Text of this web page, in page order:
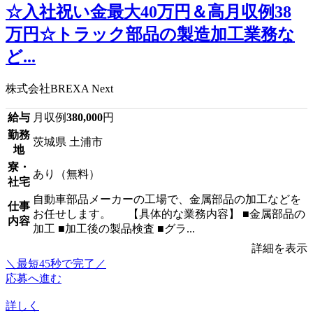
☆入社祝い金最大40万円＆高月収例38
万円☆トラック部品の製造加工業務な
ど...
株式会社BREXA Next
給与 月収例380,000円
勤務
地
茨城県 土浦市
寮・
社宅
あり（無料）
仕事
内容
自動車部品メーカーの工場で、金属部品の加工などを
お任せします。 【具体的な業務内容】 ■金属部品の
加工 ■加工後の製品検査 ■グラ...
詳細を表示
＼最短45秒で完了／
応募へ進む
詳しく